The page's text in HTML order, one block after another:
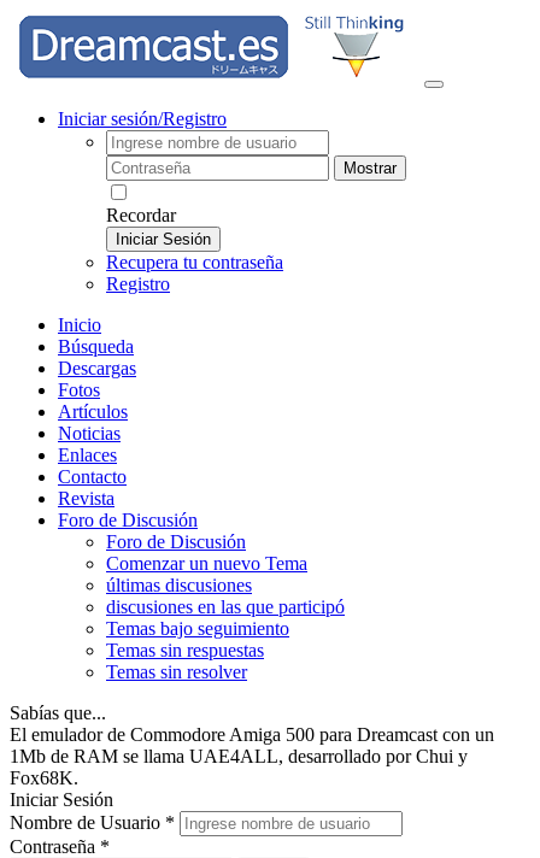
Iniciar sesión/Registro
Mostrar
Recordar
Iniciar Sesión
Recupera tu contraseña
Registro
Inicio
Búsqueda
Descargas
Fotos
Artículos
Noticias
Enlaces
Contacto
Revista
Foro de Discusión
Foro de Discusión
Comenzar un nuevo Tema
últimas discusiones
discusiones en las que participó
Temas bajo seguimiento
Temas sin respuestas
Temas sin resolver
Sabías que...
El emulador de Commodore Amiga 500 para Dreamcast con un
1Mb de RAM se llama UAE4ALL, desarrollado por Chui y
Fox68K.
Iniciar Sesión
Nombre de Usuario *
Contraseña *